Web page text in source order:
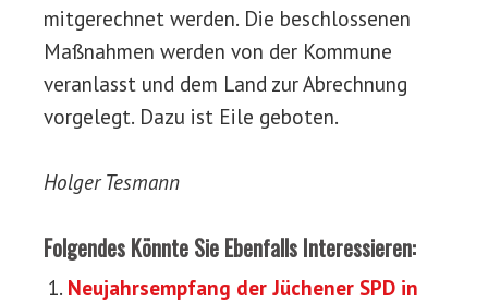
mitgerechnet werden. Die beschlossenen
Maßnahmen werden von der Kommune
veranlasst und dem Land zur Abrechnung
vorgelegt. Dazu ist Eile geboten.
Holger Tesmann
Folgendes Könnte Sie Ebenfalls Interessieren:
Neujahrsempfang der Jüchener SPD in